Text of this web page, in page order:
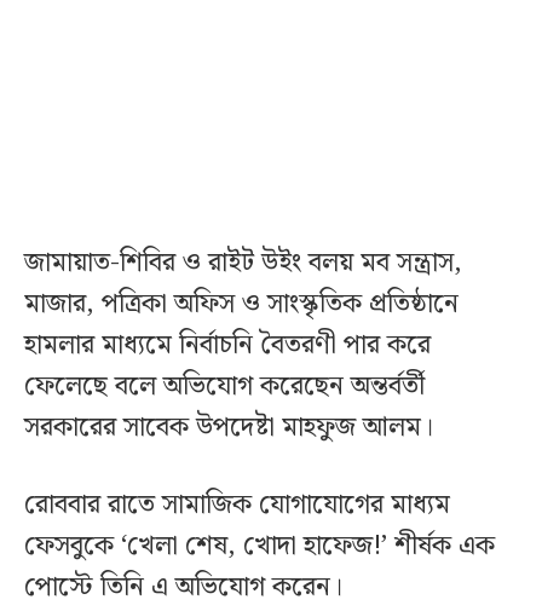
জামায়াত-শিবির ও রাইট উইং বলয় মব সন্ত্রাস,
মাজার, পত্রিকা অফিস ও সাংস্কৃতিক প্রতিষ্ঠানে
হামলার মাধ্যমে নির্বাচনি বৈতরণী পার করে
ফেলেছে বলে অভিযোগ করেছেন অন্তর্বর্তী
সরকারের সাবেক উপদেষ্টা মাহফুজ আলম।
রোববার রাতে সামাজিক যোগাযোগের মাধ্যম
ফেসবুকে ‘খেলা শেষ, খোদা হাফেজ!’ শীর্ষক এক
পোস্টে তিনি এ অভিযোগ করেন।